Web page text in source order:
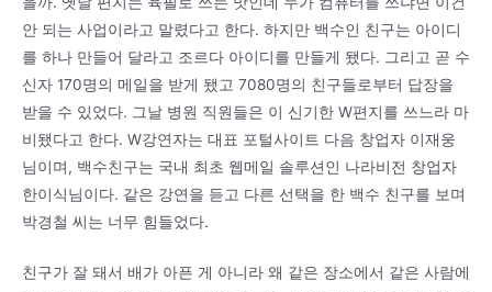
안 되는 사업이라고 말렸다고 한다. 하지만 백수인 친구는 아이디
를 하나 만들어 달라고 조르다 아이디를 만들게 됐다. 그리고 곧 수
신자 170명의 메일을 받게 됐고 7080명의 친구들로부터 답장을
받을 수 있었다. 그날 병원 직원들은 이 신기한 W편지를 쓰느라 마
비됐다고 한다. W강연자는 대표 포털사이트 다음 창업자 이재웅
님이며, 백수친구는 국내 최초 웹메일 솔루션인 나라비전 창업자
한이식님이다. 같은 강연을 듣고 다른 선택을 한 백수 친구를 보며
박경철 씨는 너무 힘들었다.
친구가 잘 돼서 배가 아픈 게 아니라 왜 같은 장소에서 같은 사람에